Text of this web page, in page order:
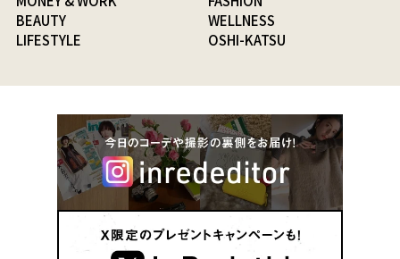
BEAUTY
WELLNESS
LIFESTYLE
OSHI-KATSU